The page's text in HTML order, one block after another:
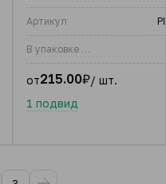
Артикул
В упаковке (шт)
от215.00₽/ шт.
1 подвид